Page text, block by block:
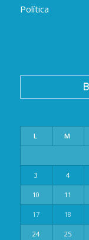
Política
L M
3 4
10 11
17 18
24 25